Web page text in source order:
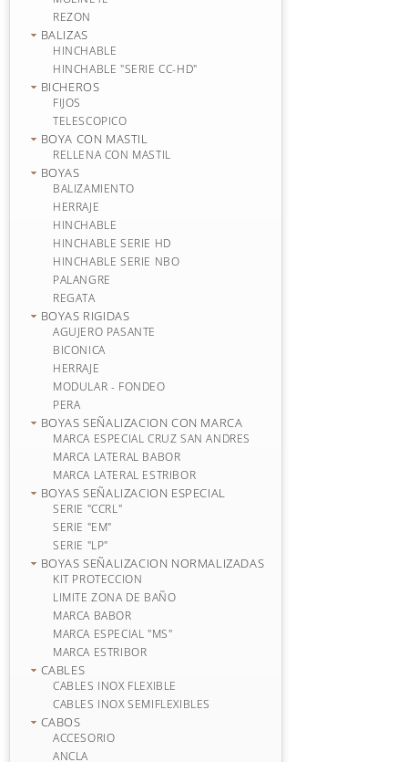
REZON
BALIZAS
HINCHABLE
HINCHABLE "SERIE CC-HD"
BICHEROS
FIJOS
TELESCOPICO
BOYA CON MASTIL
RELLENA CON MASTIL
BOYAS
BALIZAMIENTO
HERRAJE
HINCHABLE
HINCHABLE SERIE HD
HINCHABLE SERIE NBO
PALANGRE
REGATA
BOYAS RIGIDAS
AGUJERO PASANTE
BICONICA
HERRAJE
MODULAR - FONDEO
PERA
BOYAS SEÑALIZACION CON MARCA
MARCA ESPECIAL CRUZ SAN ANDRES
MARCA LATERAL BABOR
MARCA LATERAL ESTRIBOR
BOYAS SEÑALIZACION ESPECIAL
SERIE "CCRL"
SERIE "EM"
SERIE "LP"
BOYAS SEÑALIZACION NORMALIZADAS
KIT PROTECCION
LIMITE ZONA DE BAÑO
MARCA BABOR
MARCA ESPECIAL "MS"
MARCA ESTRIBOR
CABLES
CABLES INOX FLEXIBLE
CABLES INOX SEMIFLEXIBLES
CABOS
ACCESORIO
ANCLA